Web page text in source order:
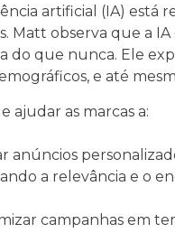
artificial (IA) está
Matt observa que a
do que nunca. Ele
e até
ajudar as marcas a:
anúncios
a relevância e o
campanhas em